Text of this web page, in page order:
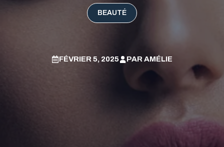
BEAUTÉ
FÉVRIER 5, 2025 PAR AMÉLIE